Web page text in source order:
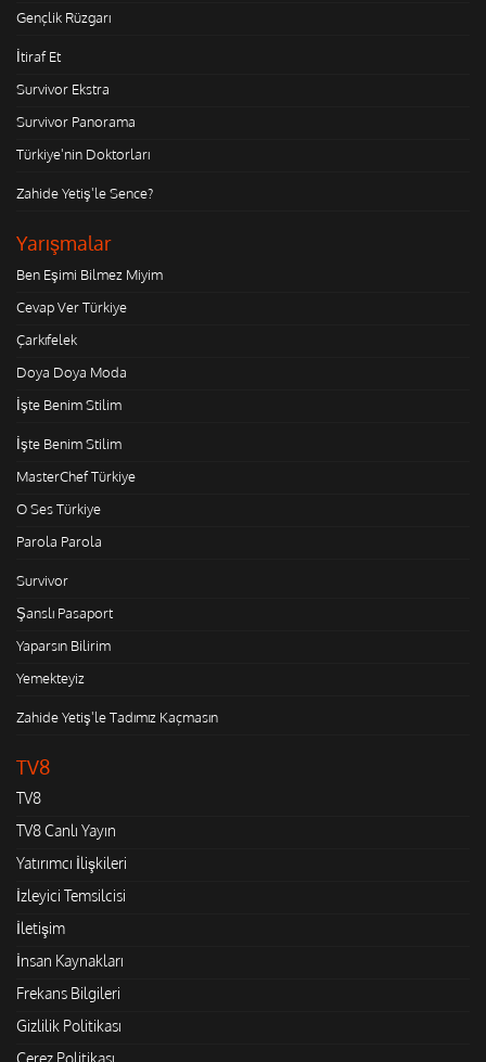
Gençlik Rüzgarı
İtiraf Et
Survivor Ekstra
Survivor Panorama
Türkiye'nin Doktorları
Zahide Yetiş'le Sence?
Yarışmalar
Ben Eşimi Bilmez Miyim
Cevap Ver Türkiye
Çarkıfelek
Doya Doya Moda
İşte Benim Stilim
İşte Benim Stilim
MasterChef Türkiye
O Ses Türkiye
Parola Parola
Survivor
Şanslı Pasaport
Yaparsın Bilirim
Yemekteyiz
Zahide Yetiş'le Tadımız Kaçmasın
TV8
TV8
TV8 Canlı Yayın
Yatırımcı İlişkileri
İzleyici Temsilcisi
İletişim
İnsan Kaynakları
Frekans Bilgileri
Gizlilik Politikası
Çerez Politikası